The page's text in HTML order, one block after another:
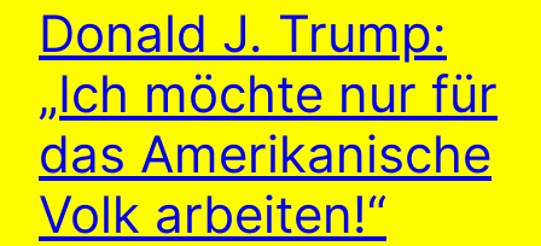
Donald J. Trump:
„Ich möchte nur für
das Amerikanische
Volk arbeiten!“